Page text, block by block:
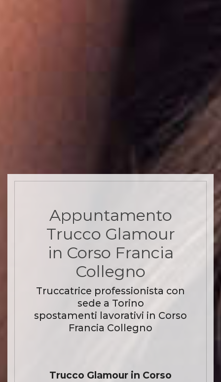
Appuntamento
Trucco Glamour
in Corso Francia
Collegno
Truccatrice professionista con
sede a Torino
spostamenti lavorativi in Corso
Francia Collegno
Trucco Glamour in Corso